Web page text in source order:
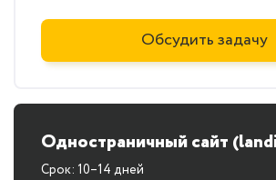
Обсудить задачу
Одностраничный сайт
Срок: 10–14 дней